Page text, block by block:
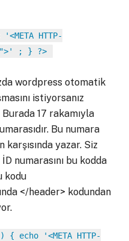
HTTP-
; } ?>
wordpress otomatik
istiyorsanız
17 rakamıyla
Bu numara
karşısında yazar. Siz
numarasını bu kodda
kodu
</header> kodundan
'<META HTTP-